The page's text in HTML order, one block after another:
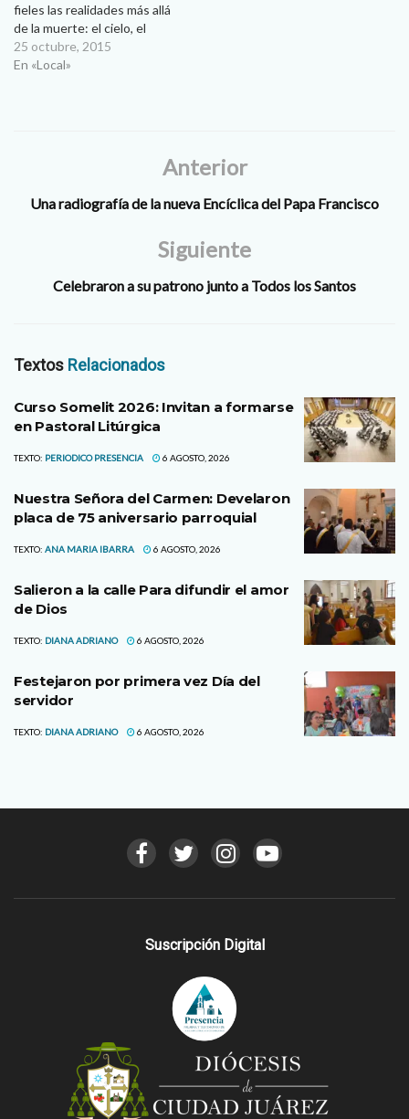
fieles las realidades más allá
de la muerte: el cielo, el
purgatorio y también el
infierno… se abrirán siete
25 octubre, 2015
En «Local»
Anterior
Una radiografía de la nueva Encíclica del Papa Francisco
Siguiente
Celebraron a su patrono junto a Todos los Santos
Textos Relacionados
Curso Somelit 2026: Invitan a formarse
en Pastoral Litúrgica
TEXTO: PERIODICO PRESENCIA 6 AGOSTO, 2026
Nuestra Señora del Carmen: Develaron
placa de 75 aniversario parroquial
TEXTO: ANA MARIA IBARRA 6 AGOSTO, 2026
Salieron a la calle Para difundir el amor
de Dios
TEXTO: DIANA ADRIANO 6 AGOSTO, 2026
Festejaron por primera vez Día del
servidor
TEXTO: DIANA ADRIANO 6 AGOSTO, 2026
Suscripción Digital